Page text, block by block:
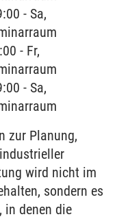
- Sa,
- Fr,
- Sa,
zur Planung,
wird nicht im
sondern es
in denen die